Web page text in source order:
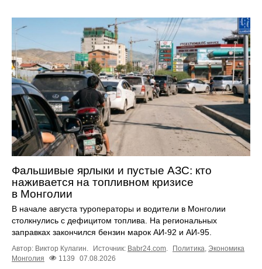
Фальшивые ярлыки и пустые АЗС: кто
наживается на топливном кризисе
в Монголии
В начале августа туроператоры и водители в Монголии
столкнулись с дефицитом топлива. На региональных
заправках закончился бензин марок АИ-92 и АИ-95.
Автор: Виктор Кулагин. Источник: Babr24.com. Политика, Экономика
Монголия
1139 07.08.2026